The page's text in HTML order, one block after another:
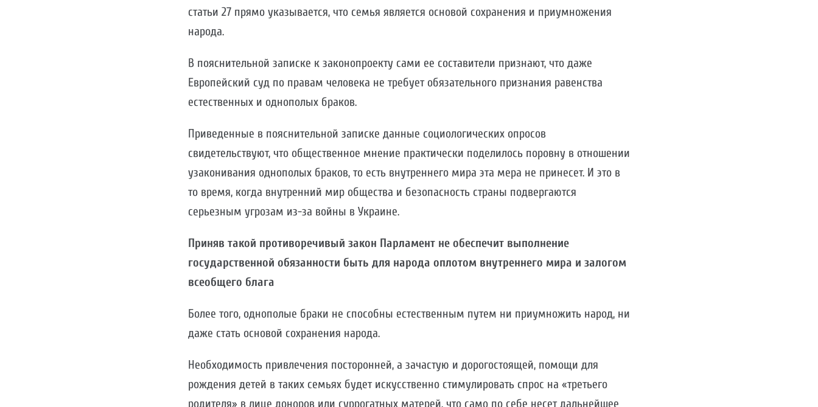
статьи 27 прямо указывается, что семья является основой сохранения и приумножения
народа.
В пояснительной записке к законопроекту сами ее составители признают, что даже
Европейский суд по правам человека не требует обязательного признания равенства
естественных и однополых браков.
Приведенные в пояснительной записке данные социологических опросов
свидетельствуют, что общественное мнение практически поделилось поровну в отношении
узаконивания однополых браков, то есть внутреннего мира эта мера не принесет. И это в
то время, когда внутренний мир общества и безопасность страны подвергаются
серьезным угрозам из-за войны в Украине.
Приняв такой противоречивый закон Парламент не обеспечит выполнение
государственной обязанности быть для народа оплотом внутреннего мира и залогом
всеобщего блага
Более того, однополые браки не способны естественным путем ни приумножить народ, ни
даже стать основой сохранения народа.
Необходимость привлечения посторонней, а зачастую и дорогостоящей, помощи для
рождения детей в таких семьях будет искусственно стимулировать спрос на «третьего
родителя» в лице доноров или суррогатных матерей, что само по себе несет дальнейшее